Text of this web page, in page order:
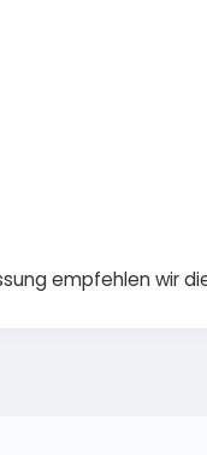
empfehlen wir